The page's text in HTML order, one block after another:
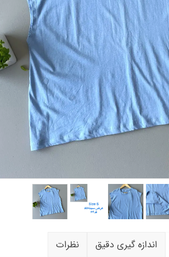
مردانه
شورت
ژاکت زنانه
مایو و گن
سرهم و تولوم
ست لباس زنانه
کیف و کفش
کاپشن زنانه
اندازه گیری دقیق نظرات